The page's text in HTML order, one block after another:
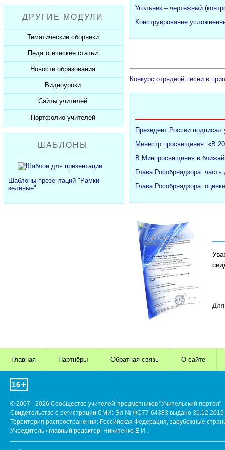
Пожарная безопасность
СанПиНы
Должностные обязанности
Планы, справки, протоколы
Презентации к Дню матери
Презентации к Новому году
Презентации к 23 февраля
Презентации к 8 марта
Презентации к Дню Победы
350 лет Петру I
Разработки учащихся
Софт для учителя
ДРУГИЕ МОДУЛИ
Тематические сборники
Сборники презентаций
Педагогические статьи
Каталог статей
Добавить статью
Новости образования
Новости образования
Видеоуроки
Видеоуроки ЕГЭ и ОГЭ
Сайты учителей
Каталог сайтов
Добавить сайт
Портфолио учителей
Каталог портфолио
Добавить портфолио
ШАБЛОНЫ
Шаблоны презентаций "Рамки
зелёные"
Угольник – чертежный
Конструирование
Конкурс отрядной песни в
Президент России подписал
Министр просвещения: «В
В Минпросвещения в
Глава Рособрнадзора:
Глава Рособрнадзора:
Для
Главная Партнёры Обратная связь О сайте
© 2007 - 2026 Сообщество учителей-предметников "Учительский портал"
Свидетельство о регистрации СМИ: Эл № ФС77-64383 выдано 31.12.2015
Территория распространения: Российская Федерация, зарубежные
Учредитель / главный редактор: Никитенко Е.И.